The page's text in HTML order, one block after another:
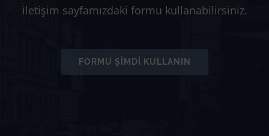
iletişim sayfamızdaki formu kullanabilirsiniz.
FORMU ŞIMDI KULLANIN